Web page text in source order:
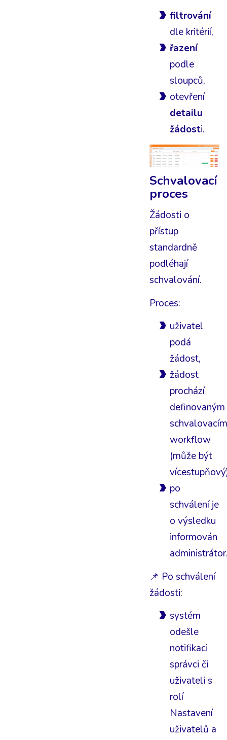
filtrování
dle kritérií,
řazení
podle
sloupců,
otevření
detailu
žádosti.
Schvalovací
proces
Žádosti o
přístup
standardně
podléhají
schvalování.
Proces:
uživatel
podá
žádost,
žádost
prochází
definovaným
schvalovacím
workflow
(může být
po
schválení je
o výsledku
informován
📌 Po schválení
žádosti:
systém
odešle
notifikaci
správci či
uživateli s
rolí
Nastavení
uživatelů a